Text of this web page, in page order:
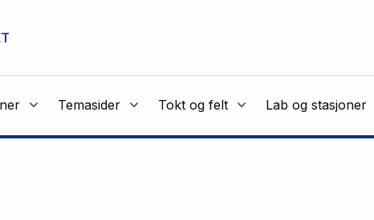
Temasider Tokt og felt Lab og stasjoner